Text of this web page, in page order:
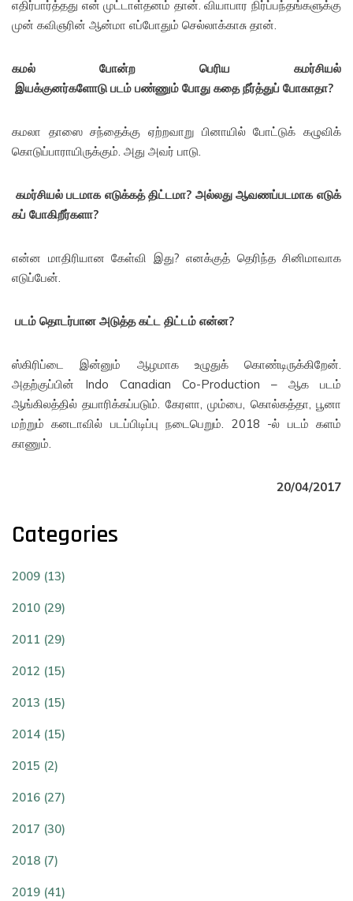
எதிர்பார்த்தது என் முட்டாள்தனம் தான். வியாபார நிர்ப்பந்தங்களுக்கு
முன் கவிஞரின் ஆன்மா எப்போதும் செல்லாக்காசு தான்.
கமல் போன்ற பெரிய கமர்சியல்
இயக்குனர்களோடு படம் பண்ணும் போது கதை நீர்த்துப் போகாதா?
கமலா தாஸை சந்தைக்கு ஏற்றவாறு பினாயில் போட்டுக் கழுவிக்
கொடுப்பாராயிருக்கும். அது அவர் பாடு.
கமர்சியல் படமாக எடுக்கத் திட்டமா? அல்லது ஆவணப்படமாக எடுக்
கப் போகிறீர்களா?
என்ன மாதிரியான கேள்வி இது? எனக்குத் தெரிந்த சினிமாவாக
எடுப்பேன்.
படம் தொடர்பான அடுத்த கட்ட திட்டம் என்ன?
ஸ்கிரிப்டை இன்னும் ஆழமாக உழுதுக் கொண்டிருக்கிறேன்.
அதற்குப்பின் Indo Canadian Co-Production – ஆக படம்
ஆங்கிலத்தில் தயாரிக்கப்படும். கேரளா, மும்பை, கொல்கத்தா, பூனா
மற்றும் கனடாவில் படப்பிடிப்பு நடைபெறும். 2018 -ல் படம் களம்
காணும்.
20/04/2017
Categories
2009 (13)
2010 (29)
2011 (29)
2012 (15)
2013 (15)
2014 (15)
2015 (2)
2016 (27)
2017 (30)
2018 (7)
2019 (41)